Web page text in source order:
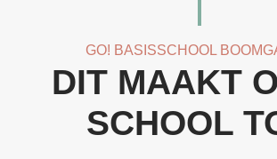
GO! BASISSCHOOL
DIT MAAKT
SCHOOL